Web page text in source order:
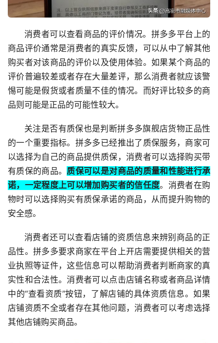
消费者可以查看商品的评价情况。拼多多平台上的
商品评价通常是消费者的真实反馈，可以从中了解其他
购买者对该商品的评价以及使用体验。如果某个商品的
评价普遍较差或者存在大量差评，那么消费者就应该警
惕可能是假货或者质量不佳的情况。而好评比较多的商
品则可能是正品的可能性较大。
关注是否有质保也是判断拼多多旗舰店货物正品性
的一个重要指标。拼多多已经推出了质保服务，商家可
以选择为自己的商品提供质保，消费者可以选择购买带
有质保的商品。 质保可以是对商品的质量和性能进行承
诺，一定程度上可以增加购买者的信任度。消费者在购
物时可以选择购买有质保承诺的商品，从而提升购物的
安全感。
消费者还可以查看店铺的资质信息来辨别商品的正
品性。拼多多要求商家在平台上开店需要提供相关的营
业执照等证件，这些信息可以帮助消费者判断商家的真
实性和合法性。消费者可以点击店铺名称或者商品详情
中的“查看资质”按钮，了解店铺的具体资质信息。如果
店铺资质不全或者存在其他问题，消费者可以考虑选择
其他店铺购买商品。